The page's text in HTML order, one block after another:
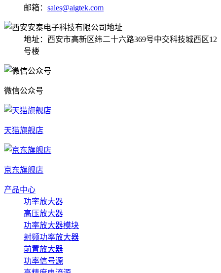
邮箱： sales@aigtek.com
地址：西安市高新区纬二十六路369号中交科技城西区12
号楼
微信公众号
天猫旗舰店
京东旗舰店
产品中心
功率放大器
高压放大器
功率放大器模块
射频功率放大器
前置放大器
功率信号源